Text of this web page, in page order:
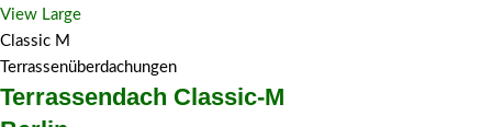
View Large
Classic M
Terrassenüberdachungen
Terrassendach Classic-M